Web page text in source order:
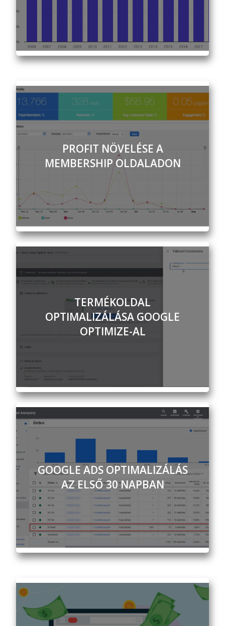
PROFIT NÖVELÉSE A
MEMBERSHIP OLDALADON
TERMÉKOLDAL
OPTIMALIZÁLÁSA GOOGLE
OPTIMIZE-AL
GOOGLE ADS OPTIMALIZÁLÁS
AZ ELSŐ 30 NAPBAN